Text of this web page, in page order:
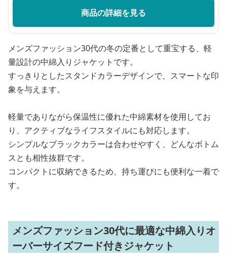
商品の詳細を見る
メンズファッション30代の冬の定番として重宝する、軽
量設計の中綿入りジャケットです。
すっきりとしたスタンドカラーデザインで、スマートな印
象を与えます。
軽量でありながら保温性に優れた中綿素材を使用してお
り、アクティブなライフスタイルにも対応します。
シンプルなブラックカラーは合わせやすく、どんなボトム
スとも相性抜群です。
コンパクトに収納できるため、持ち運びにも便利な一着で
す。
メンズファッション30代に最適な中綿入りオ
ーバーサイズフード付きジャケット